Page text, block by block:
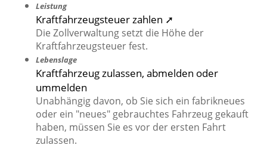
Leistung
Kraftfahrzeugsteuer zahlen ➚
Die Zollverwaltung setzt die Höhe der
Kraftfahrzeugsteuer fest.
Lebenslage
Kraftfahrzeug zulassen, abmelden oder
ummelden
Unabhängig davon, ob Sie sich ein fabrikneues
oder ein "neues" gebrauchtes Fahrzeug gekauft
haben, müssen Sie es vor der ersten Fahrt
zulassen.